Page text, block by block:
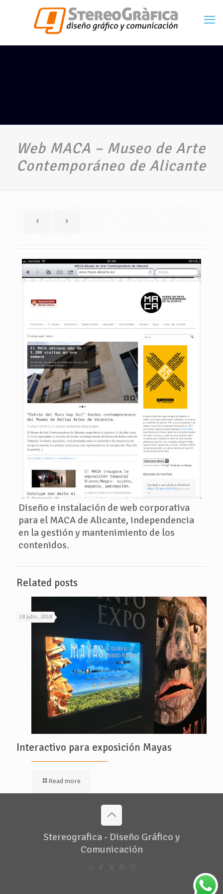
Web MACA – Museo de Arte
Contemporáneo de Alicante
Diseño e instalación de web corporativa
para el MACA de Alicante, independencia
en la gestión y mantenimiento de los
contenidos.
Related posts
18 julio, 2018
Interactivo para exposición Mayas
Read more
Stereografica - Diseño Gráfico y
Comunicación